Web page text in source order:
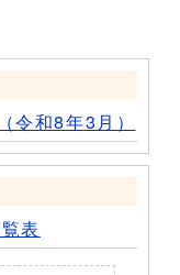
令和8年3月）
表